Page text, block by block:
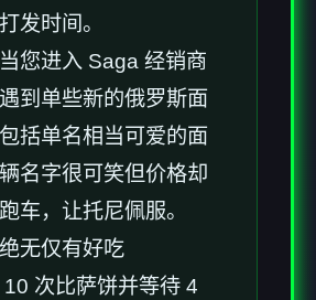
发时间。
您进入 Saga 经销商
到单些新的俄罗斯面
括单名相当可爱的面
名字很可笑但价格却
车，让托尼佩服。
无仅有好吃
次比萨饼并等待 4